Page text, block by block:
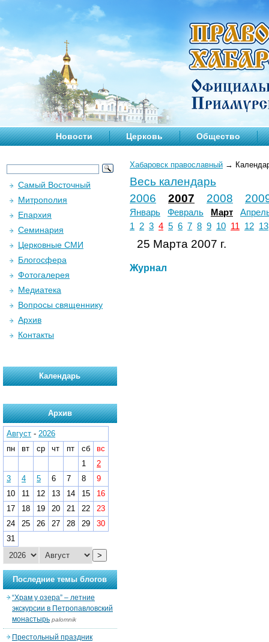
Новости Церковь Общество
Хабаровск православный →
Весь календарь
2006
2007 2008
Январь Февраль Март
1
2 3 4 5 6 7 8 9 10 11 12 13
25 Марта 2007 г.
Журнал
Самый Восточный
Митрополия
Епархия
Семинария
Церковные СМИ
Блогосфера
Фотогалерея
Медиатека
Вопросы священнику
Архив
Контакты
Календарь
Архив
Август - 2026
пн
вт ср чт пт сб
вс
1
2
3
4 5 6 7 8
9
10
11 12 13 14 15
16
17
18 19 20 21 22
23
24
25 26 27 28 29
30
31
>
Последние темы блогов
“Храм у озера” – летние
экскурсии в Петропавловский
монастырь palomnik
Престольный праздник